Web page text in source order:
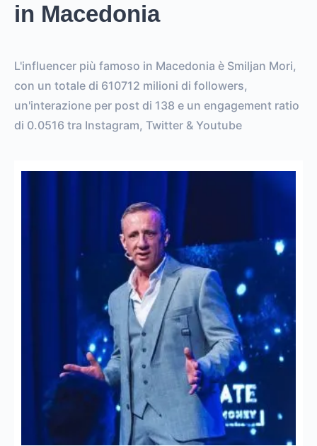
in Macedonia
L'influencer più famoso in Macedonia è Smiljan Mori,
con un totale di 610712 milioni di followers,
un'interazione per post di 138 e un engagement ratio
di 0.0516 tra Instagram, Twitter & Youtube